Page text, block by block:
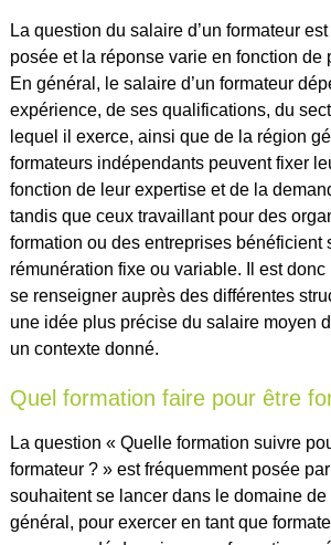
La question du salaire d’un formateur
posée et la réponse varie en fonction de
En général, le salaire d’un formateur
expérience, de ses qualifications, du
lequel il exerce, ainsi que de la région
formateurs indépendants peuvent fixer
fonction de leur expertise et de la
tandis que ceux travaillant pour des
formation ou des entreprises bénéficient
rémunération fixe ou variable. Il est
se renseigner auprès des différentes
une idée plus précise du salaire moyen
un contexte donné.
Quel formation faire pour être
La question « Quelle formation suivre
formateur ? » est fréquemment posée
souhaitent se lancer dans le domaine de
général, pour exercer en tant que